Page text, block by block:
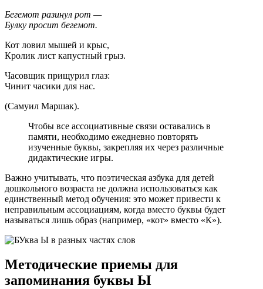
Бегемот разинул рот —
Булку просит бегемот.
Кот ловил мышей и крыс,
Кролик лист капустный грыз.
Часовщик прищурил глаз:
Чинит часики для нас.
(Самуил Маршак).
Чтобы все ассоциативные связи оставались в
памяти, необходимо ежедневно повторять
изученные буквы, закрепляя их через различные
дидактические игры.
Важно учитывать, что поэтическая азбука для детей
дошкольного возраста не должна использоваться как
единственный метод обучения: это может привести к
неправильным ассоциациям, когда вместо буквы будет
называться лишь образ (например, «кот» вместо «К»).
Методические приемы для
запоминания буквы Ы